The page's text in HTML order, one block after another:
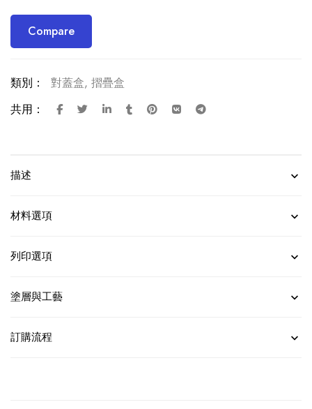
Compare
類別： 對蓋盒, 摺疊盒
共用：
描述
材料選項
列印選項
塗層與工藝
訂購流程